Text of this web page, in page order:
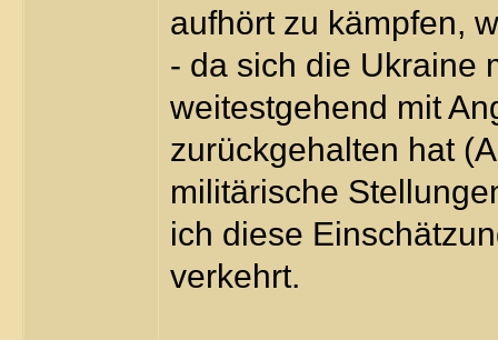
aufhört zu kämpfen,
- da sich die Ukraine
weitestgehend mit
zurückgehalten hat
militärische
ich diese
verkehrt.